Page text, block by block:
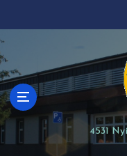
i
p
t
o
c
o
4531